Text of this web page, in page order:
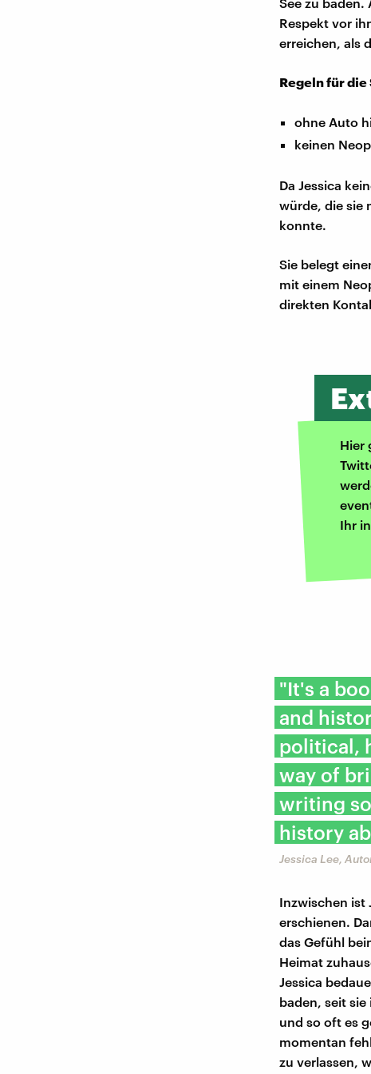
Respekt vor
erreichen, als
Regeln für die
ohne Auto
keinen
Da Jessica
würde, die sie
konnte.
Sie belegt
mit einem
direkten
Hier
Ihr
"It's a
and
political,
way of
writing
history
Jessica Lee,
Inzwischen ist
erschienen.
das Gefühl
Heimat
Jessica
baden, seit
und so oft es
momentan
zu verlassen,